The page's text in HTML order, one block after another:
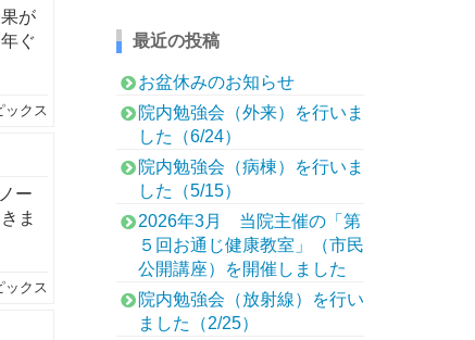
が
ぐ
ックス
ー
ま
ックス
最近の投稿
お盆休みのお知らせ
院内勉強会（外来）を行いま
した（6/24）
院内勉強会（病棟）を行いま
した（5/15）
2026年3月 当院主催の「第
５回お通じ健康教室」（市民
公開講座）を開催しました
院内勉強会（放射線）を行い
ました（2/25）